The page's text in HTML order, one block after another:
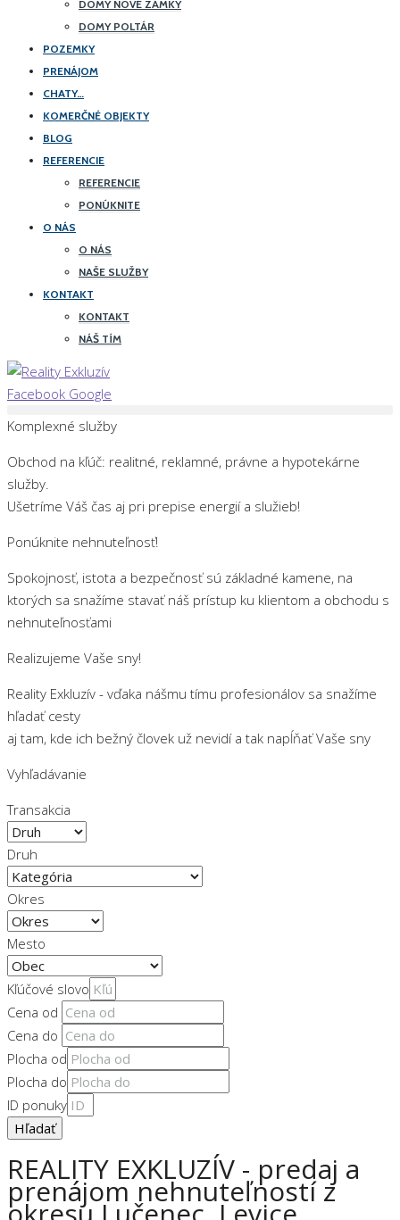
DOMY NOVÉ ZÁMKY
DOMY POLTÁR
POZEMKY
PRENÁJOM
CHATY…
KOMERČNÉ OBJEKTY
BLOG
REFERENCIE
REFERENCIE
PONÚKNITE
O NÁS
O NÁS
NAŠE SLUŽBY
KONTAKT
KONTAKT
NÁŠ TÍM
Facebook Google
Komplexné služby
Obchod na kľúč: realitné, reklamné, právne a hypotekárne
služby.
Ušetríme Váš čas aj pri prepise energií a služieb!
Ponúknite nehnuteľnosť!
Spokojnosť, istota a bezpečnosť sú základné kamene, na
ktorých sa snažíme stavať náš prístup ku klientom a obchodu s
nehnuteľnosťami
Realizujeme Vaše sny!
Reality Exkluzív - vďaka nášmu tímu profesionálov sa snažíme
hľadať cesty
aj tam, kde ich bežný človek už nevidí a tak napĺňať Vaše sny
Vyhľadávanie
Transakcia
Druh
Okres
Mesto
Kľúčové slovo
Cena od
Cena do
Plocha od
Plocha do
ID ponuky
Hľadať
REALITY EXKLUZÍV - predaj a
prenájom nehnuteľností z